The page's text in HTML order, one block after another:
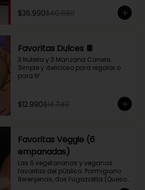
Sama, Fugazzeta (Queso con
cebolla), Pastel de Choclo (con
$36.990$40.680
Favoritas Dulces 🍫
3 Nutella y 3 Manzana Canela.
Simple y delicioso para regalar o
para ti!
$12.990$14.340
Favoritas Veggie (6
empanadas)
Las 6 vegetarianas y veganas
favoritas del público. Parmigiano
Berenjenas, dos Fugazzetta (Queso